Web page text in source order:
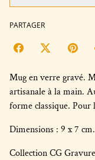
PARTAGER
Mug en verre gravé.
artisanale à la main.
forme classique. Pour
Dimensions : 9 x 7 cm.
Collection CG